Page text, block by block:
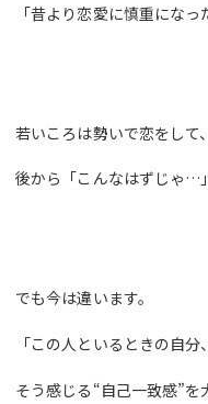
「昔より恋愛に慎重にな
若いころは勢いで恋をして、
後から「こんなはずじゃ…
でも今は違います。
「この人といるときの自分
そう感じる“自己一致感”を